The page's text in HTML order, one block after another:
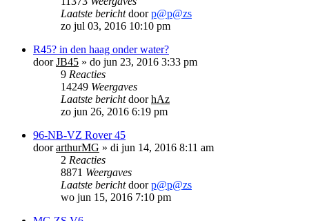
Laatste berichtdoorp@p@zs
zo jul 03, 2016 10:10 pm
R45? in den haag onder water?
doorJB45 » do jun 23, 2016 3:33 pm
9 Reacties
14249 Weergaves
Laatste berichtdoorhAz
zo jun 26, 2016 6:19 pm
96-NB-VZ Rover 45
doorarthurMG » di jun 14, 2016 8:11 am
2 Reacties
8871 Weergaves
Laatste berichtdoorp@p@zs
wo jun 15, 2016 7:10 pm